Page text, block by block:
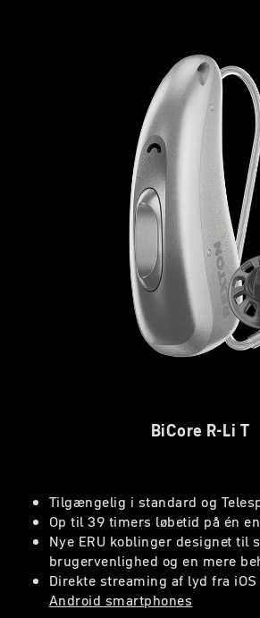
BiCore R-Li T
Tilgængelig i standard og
Op til 39 timers løbetid på én
Nye ERU koblinger designet til
brugervenlighed og en mere
Direkte streaming af lyd fra iOS
Android smartphones